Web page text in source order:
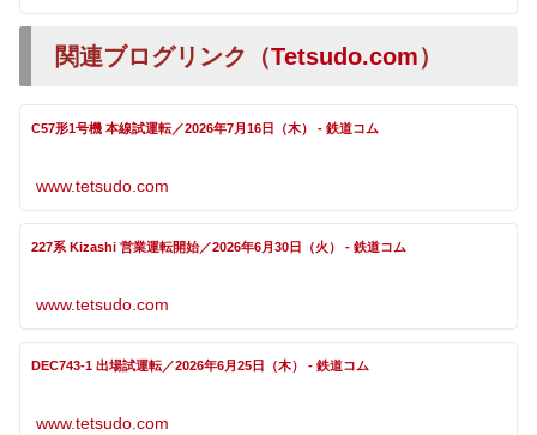
関連ブログリンク（Tetsudo.com）
C57形1号機 本線試運転／2026年7月16日（木） - 鉄道コム
www.tetsudo.com
227系 Kizashi 営業運転開始／2026年6月30日（火） - 鉄道コム
www.tetsudo.com
DEC743-1 出場試運転／2026年6月25日（木） - 鉄道コム
www.tetsudo.com